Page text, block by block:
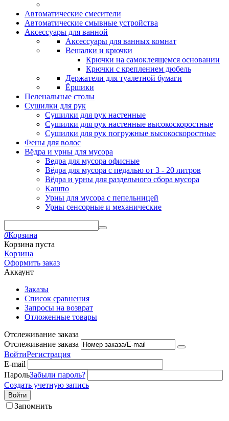
Автоматические смесители
Автоматические смывные устройства
Аксессуары для ванной
Аксессуары для ванных комнат
Вешалки и крючки
Крючки на самоклеящемся основании
Крючки с креплением дюбель
Держатели для туалетной бумаги
Ёршики
Пеленальные столы
Сушилки для рук
Сушилки для рук настенные
Сушилки для рук настенные высокоскоростные
Сушилки для рук погружные высокоскоростные
Фены для волос
Вёдра и урны для мусора
Ведра для мусора офисные
Вёдра для мусора с педалью от 3 - 20 литров
Вёдра и урны для раздельного сбора мусора
Кашпо
Урны для мусора с пепельницей
Урны сенсорные и механические
0Корзина
Корзина пуста
Корзина
Оформить заказ
Аккаунт
Заказы
Список сравнения
Запросы на возврат
Отложенные товары
Отслеживание заказа
Отслеживание заказа
ВойтиРегистрация
E-mail
ПарольЗабыли пароль?
Создать учетную запись
Войти
Запомнить